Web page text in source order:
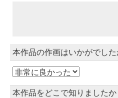
本作品の作画はいかがでした
本作品をどこで知りました